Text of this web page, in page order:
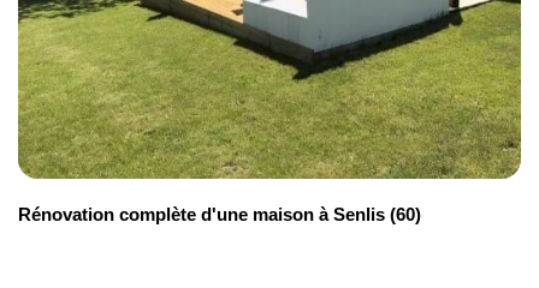
Rénovation complète d'une maison à Senlis (60)